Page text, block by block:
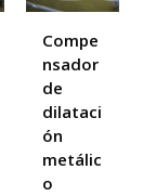
Compe
nsador
de
dilataci
ón
metálic
o